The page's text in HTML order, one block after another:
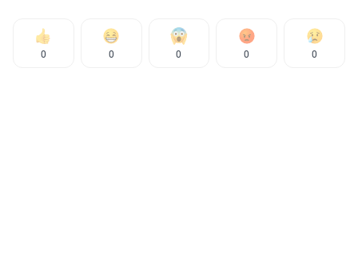
0 0 0 0 0